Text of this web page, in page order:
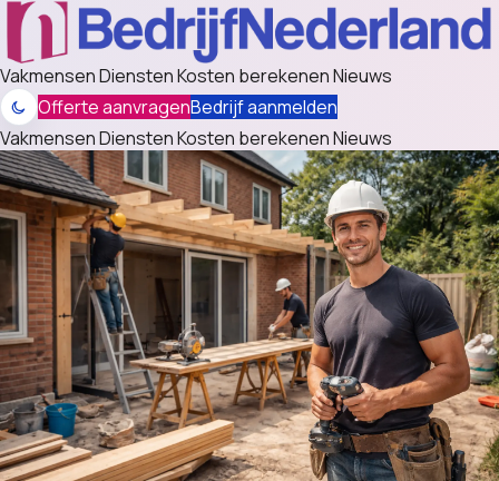
VakmensenDienstenKosten berekenenNieuws
Offerte aanvragenBedrijf aanmelden
VakmensenDienstenKosten berekenenNieuws